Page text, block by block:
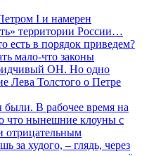
I и намерен
территории России…
есть в порядок приведем?
мало-что законы
ОН. Но одно
Лева Толстого о Петре
были. В рабочее время на
что нынешние клоуны с
отрицательным
за худого, – глядь, через